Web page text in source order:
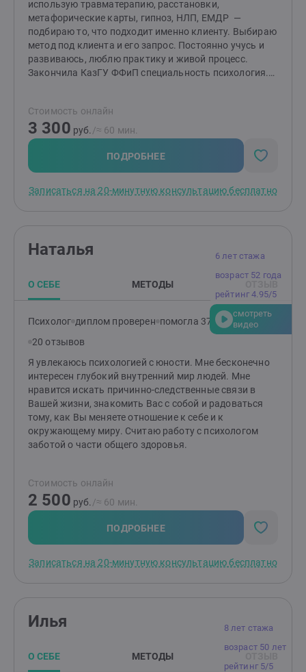
использую травматерапию, расстановки,
метафорические карты, гипноз, НЛП, ЕМДР —
подбираю то, что подходит именно клиенту. Выбираю
метод под клиента и его запрос. Постоянно учусь и
развиваюсь, люблю практику и живой процесс.
Закончила КазГУ ФФиП специальность психология.
материнства, внутренних изменений и
восстановления после кризисов. Могу помочь
разобраться в себе, помочь в постановке цели и как
прийти к своему делу с любовью. Наладить
отношение с деньгами и вообще жить счастливой
результат уже после 2-4 консультаций. Сессии
Стоимость онлайн
3 300 руб. /≈ 60 мин.
ПОДРОБНЕЕ
Записаться на 20-минутную консультацию бесплатно
6 лет стажа
возраст 52 года
рейтинг 4.95/5
смотреть
видео
Наталья
О СЕБЕ МЕТОДЫ
Психолог диплом проверен помогла 374 клиентам
20 отзывов
Я увлекаюсь психологией с юности. Мне бесконечно
интересен глубокий внутренний мир людей. Мне
нравится искать причинно-следственные связи в
Вашей жизни, знакомить Вас с собой и радоваться
тому, как Вы меняете отношение к себе и к
окружающему миру. Считаю работу с психологом
заботой о части общего здоровья.
Стоимость онлайн
2 500 руб. /≈ 60 мин.
ПОДРОБНЕЕ
Записаться на 20-минутную консультацию бесплатно
8 лет стажа
возраст 50 лет
рейтинг 5/5
Илья
О СЕБЕ МЕТОДЫ